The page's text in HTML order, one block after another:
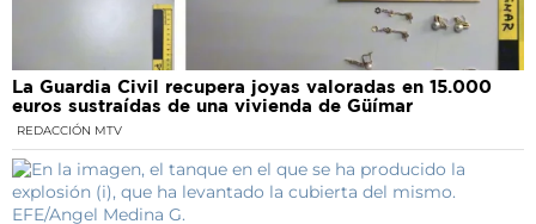
La Guardia Civil recupera joyas valoradas en 15.000
euros sustraídas de una vivienda de Güímar
REDACCIÓN MTV